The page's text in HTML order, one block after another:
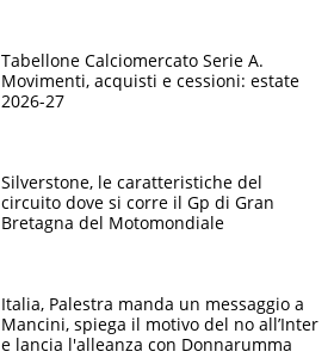
Tabellone Calciomercato Serie A.
Movimenti, acquisti e cessioni: estate
2026-27
Silverstone, le caratteristiche del
circuito dove si corre il Gp di Gran
Bretagna del Motomondiale
Italia, Palestra manda un messaggio a
Mancini, spiega il motivo del no all’Inter
e lancia l'alleanza con Donnarumma